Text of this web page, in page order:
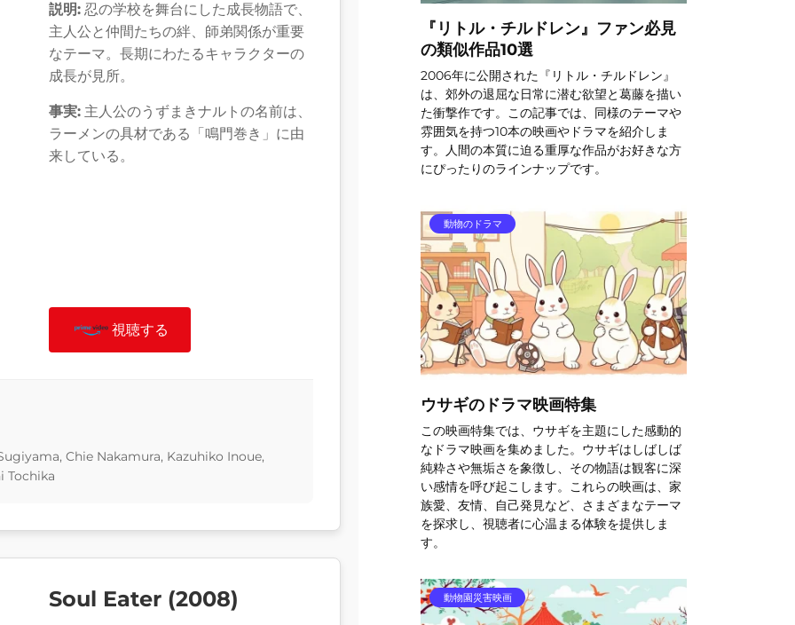
説明: 忍の学校を舞台にした成長物語で、
主人公と仲間たちの絆、師弟関係が重要
なテーマ。長期にわたるキャラクターの
成長が見所。
事実: 主人公のうずまきナルトの名前は、
ラーメンの具材である「鳴門巻き」に由
来している。
視聴する
Chie Nakamura, Kazuhiko Inoue,
Tochika
Soul Eater (2008)
『リトル・チルドレン』ファン必見
の類似作品10選
2006年に公開された『リトル・チルドレン』
は、郊外の退屈な日常に潜む欲望と葛藤を描い
た衝撃作です。この記事では、同様のテーマや
雰囲気を持つ10本の映画やドラマを紹介しま
す。人間の本質に迫る重厚な作品がお好きな方
にぴったりのラインナップです。
動物のドラマ
ウサギのドラマ映画特集
この映画特集では、ウサギを主題にした感動的
なドラマ映画を集めました。ウサギはしばしば
純粋さや無垢さを象徴し、その物語は観客に深
い感情を呼び起こします。これらの映画は、家
族愛、友情、自己発見など、さまざまなテーマ
を探求し、視聴者に心温まる体験を提供しま
す。
動物園災害映画